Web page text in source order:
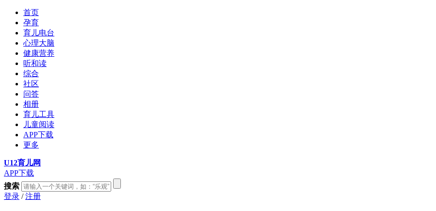
首页
孕育
育儿电台
心理大脑
健康营养
听和读
综合
社区
问答
相册
育儿工具
儿童阅读
APP下载
更多
U12育儿网
APP下载
搜索
登录 /注册